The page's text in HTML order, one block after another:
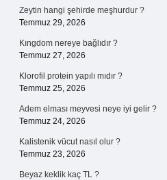
Zeytin hangi şehirde meşhurdur ?
Temmuz 29, 2026
Kıngdom nereye bağlıdır ?
Temmuz 27, 2026
Klorofil protein yapılı mıdır ?
Temmuz 25, 2026
Adem elması meyvesi neye iyi gelir ?
Temmuz 24, 2026
Kalistenik vücut nasıl olur ?
Temmuz 23, 2026
Beyaz keklik kaç TL ?